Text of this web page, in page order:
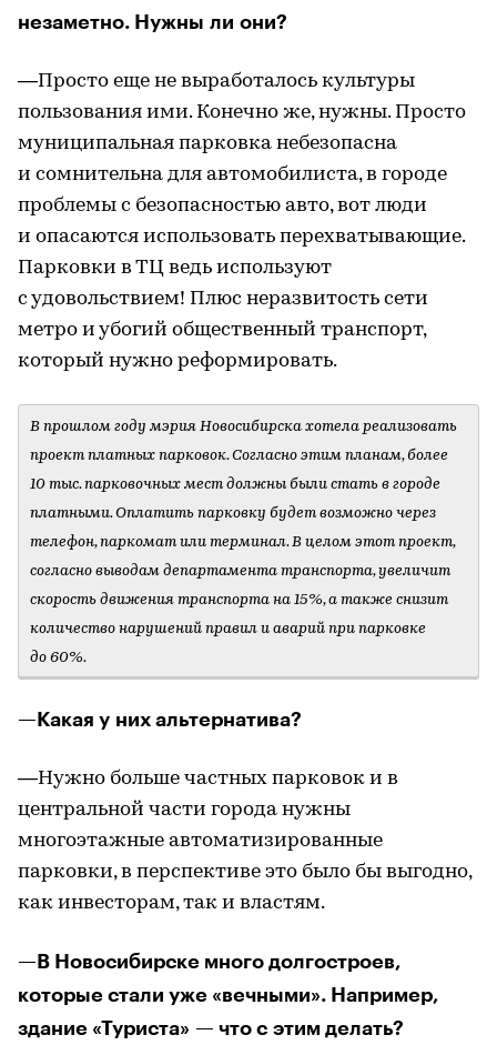
незаметно. Нужны ли они?
—Просто еще не выработалось культуры
пользования ими. Конечно же, нужны. Просто
муниципальная парковка небезопасна
и сомнительна для автомобилиста, в городе
проблемы с безопасностью авто, вот люди
и опасаются использовать перехватывающие.
Парковки в ТЦ ведь используют
с удовольствием! Плюс неразвитость сети
метро и убогий общественный транспорт,
который нужно реформировать.
В прошлом году мэрия Новосибирска хотела реализовать
проект платных парковок. Согласно этим планам, более
10 тыс. парковочных мест должны были стать в городе
платными. Оплатить парковку будет возможно через
телефон, паркомат или терминал. В целом этот проект,
согласно выводам департамента транспорта, увеличит
скорость движения транспорта на 15%, а также снизит
количество нарушений правил и аварий при парковке
до 60%.​
—Какая у них альтернатива?
—Нужно больше частных парковок и в
центральной части города нужны
многоэтажные автоматизированные
парковки, в перспективе это было бы выгодно,
как инвесторам, так и властям.
—В Новосибирске много долгостроев,
которые стали уже «вечными». Например,
здание «Туриста» — что с этим делать?